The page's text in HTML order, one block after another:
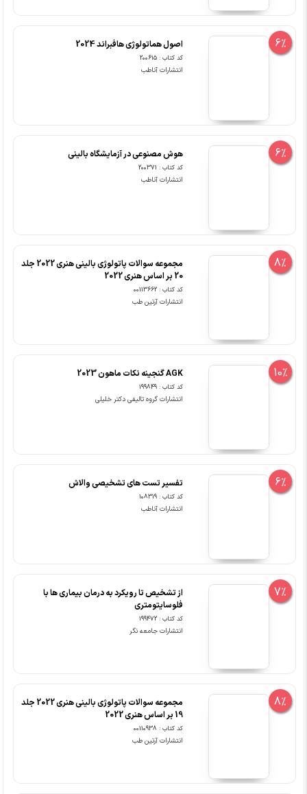
6% اصول هماتولوژی هافبراند 2024
کد کتاب : 200615
انتشارات آناطب
6% هوش مصنوعی در آزمایشگاه بالینی
کد کتاب : 200371
انتشارات آناطب
8%
مجموعه سوالات پاتولوژی بالینی هنری 2022 جلد
20 بر اساس هنری 2022
کد کتاب : 00113662
انتشارات آرتین طب
10% AGK گنجینه نکات ماهون 2023
کد کتاب : 199849
انتشارات گروه تالیفی دکتر خلیلی
6% تفسیر تست های تشخیصی والاش
کد کتاب : 108319
انتشارات آناطب
7%
از تشخیص تا رویکرد به درمان بیماری ها با
فلوسایتومتری
کد کتاب : 199472
انتشارات جامعه نگر
8%
مجموعه سوالات پاتولوژی بالینی هنری 2022 جلد
19 بر اساس هنری 2022
کد کتاب : 00110938
انتشارات آرتین طب